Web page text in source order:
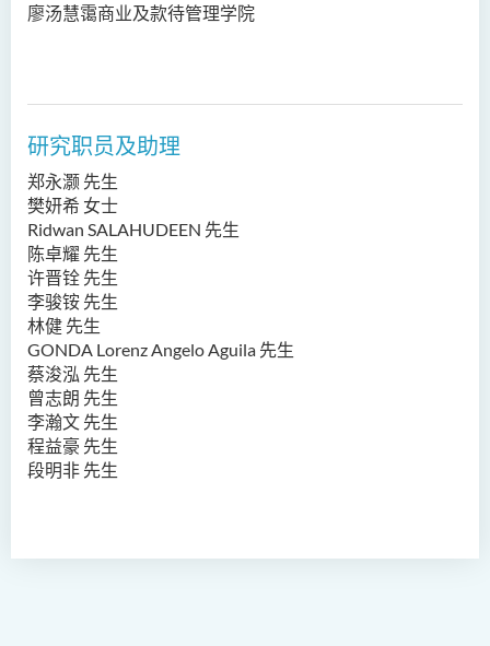
廖汤慧霭商业及款待管理学院
研究职员及助理
郑永灏 先生
樊妍希 女士
Ridwan SALAHUDEEN 先生
陈卓耀 先生
许晋铨 先生
李骏铵 先生
林健 先生
GONDA Lorenz Angelo Aguila 先生
蔡浚泓 先生
曾志朗 先生
李瀚文 先生
程益豪 先生
段明非 先生